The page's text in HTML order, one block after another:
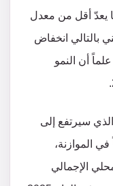
الإسرائيلي (1.9%). كما يعدّ أقل من معدل
(2%)، ما يعني بالتالي انخفاض
أن النمو
سيرتفع إلى
متوقعاً في الموازنة،
الإجمالي